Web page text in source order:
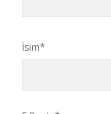
İsim*